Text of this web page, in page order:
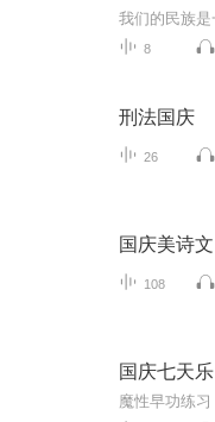
8
刑法国庆
26
国庆美诗文
108
国庆七天乐
魔性早功练习